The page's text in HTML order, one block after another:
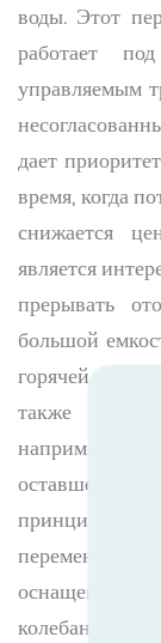
воды. Этот
работает
управляемым
дает
время, когда
снижается
является
прерывать
большой
горячей
также
например, на
оставшееся
принципу «
переменной
оснащены
колебаниями